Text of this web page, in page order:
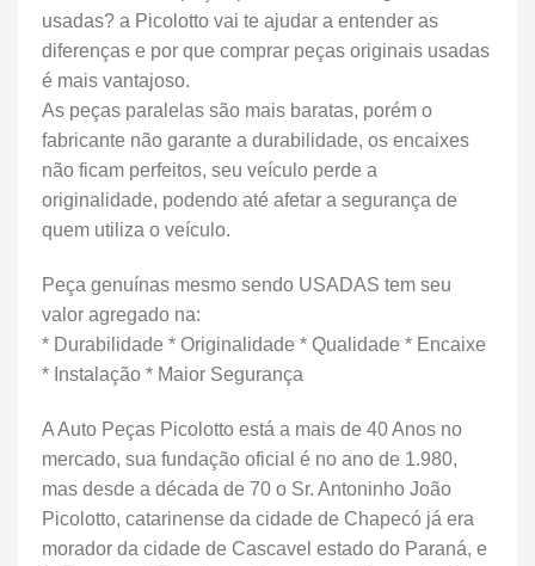
usadas? a Picolotto vai te ajudar a entender as
diferenças e por que comprar peças originais usadas
é mais vantajoso.
As peças paralelas são mais baratas, porém o
fabricante não garante a durabilidade, os encaixes
não ficam perfeitos, seu veículo perde a
originalidade, podendo até afetar a segurança de
quem utiliza o veículo.
Peça genuínas mesmo sendo USADAS tem seu
valor agregado na:
* Durabilidade * Originalidade * Qualidade * Encaixe
* Instalação * Maior Segurança
A Auto Peças Picolotto está a mais de 40 Anos no
mercado, sua fundação oficial é no ano de 1.980,
mas desde a década de 70 o Sr. Antoninho João
Picolotto, catarinense da cidade de Chapecó já era
morador da cidade de Cascavel estado do Paraná, e